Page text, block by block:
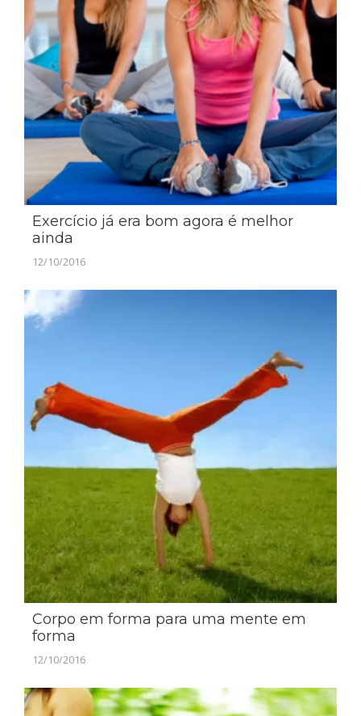
Exercício já era bom agora é melhor
ainda
12/10/2016
Corpo em forma para uma mente em
forma
12/10/2016